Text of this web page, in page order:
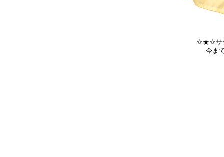
☆★☆サテ
今ま